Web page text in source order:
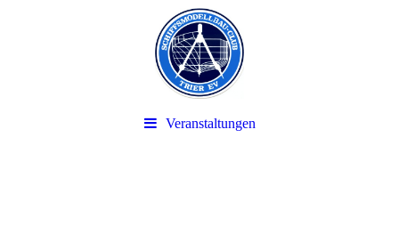
Veranstaltungen